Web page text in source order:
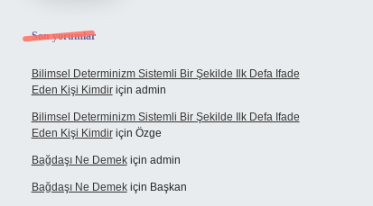
Son yorumlar
Bilimsel Determinizm Sistemli Bir Şekilde Ilk Defa Ifade
Eden Kişi Kimdiriçin admin
Bilimsel Determinizm Sistemli Bir Şekilde Ilk Defa Ifade
Eden Kişi Kimdiriçin Özge
Bağdaşı Ne Demekiçin admin
Bağdaşı Ne Demekiçin Başkan